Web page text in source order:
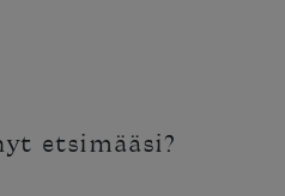
etsimääsi?